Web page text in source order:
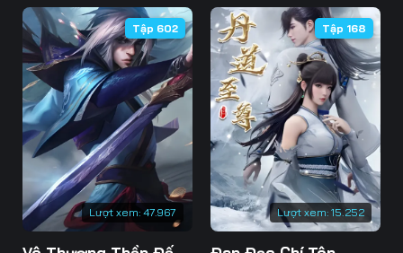
46 47 48
49 50 51
52 53 54
55 57
58 60
61 63
Lượt xem: 47.967
Tập 602
Lượt xem: 15.252
Tập 168